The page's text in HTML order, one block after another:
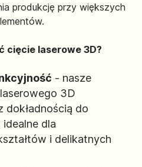
produkcję przy większych
cięcie laserowe 3D?
- nasze
3D
dokładnością do
dla
i delikatnych